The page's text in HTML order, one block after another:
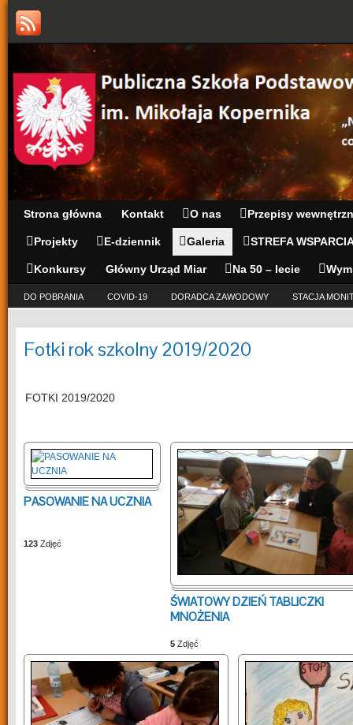
Strona główna Kontakt O nas Przepisy
Projekty E-dziennik Galeria STREFA
Konkursy Główny Urząd Miar Na 50 – lecie
DO POBRANIA COVID-19 DORADCA ZAWODOWY STACJA
Fotki rok szkolny 2019/2020
FOTKI 2019/2020
PASOWANIE NA UCZNIA
123 Zdjęć
ŚWIATOWY DZIEŃ TABLICZKI
MNOŻENIA
5 Zdjęć